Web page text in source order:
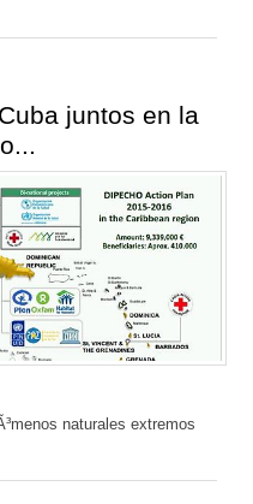
juntos en la
naturales extremos